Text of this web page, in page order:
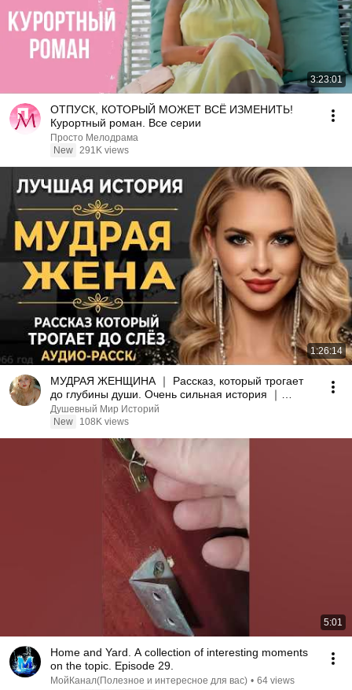
3:23:01
ОТПУСК, КОТОРЫЙ МОЖЕТ ВСЁ ИЗМЕНИТЬ!
Курортный роман. Все серии
Просто Мелодрама
New 291K views
1:26:14
МУДРАЯ ЖЕНЩИНА ｜ Рассказ, который трогает
до глубины души. Очень сильная история ｜
Аудио рассказ.
Душевный Мир Историй
New
108K views
5:01
Home and Yard. A collection of interesting moments
on the topic. Episode 29.
МойКанал(Полезное и интересное для вас) • 64 views